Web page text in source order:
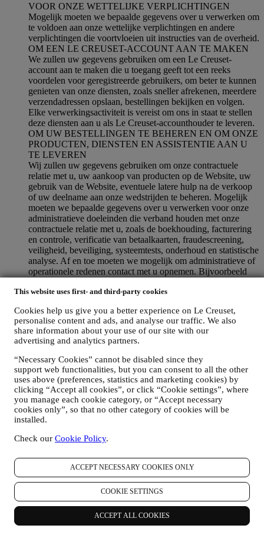
This website uses first- and third-party cookies
Cookies help us give you a better experience on Le Creuset,
personalise content and ads, and analyse our traffic. We also
share information about your use of our site with our
advertising and analytics partners.
“Necessary Cookies” cannot be disabled since they
support web functionalities, but you can consent to all the other
uses above (preferences, statistics and marketing cookies) by
clicking “Accept all cookies”, or click “Cookie settings”, where
you manage each cookie category, or “Accept necessary
cookies only”, so that no other category of cookies will be
installed.
Check our Cookie Policy.
ACCEPT NECESSARY COOKIES ONLY
COOKIE SETTINGS
ACCEPT ALL COOKIES
VOOR ONZE WETTELIJKE VERPLICHTINGEN
Mogelijk moeten we bepaalde gegevens over u verwerken om
te voldoen aan onze wettelijke verplichtingen en andere
verplichtingen die voortvloeien uit instructies van de overheid.
OM EEN LE CREUSET-ACCOUNT AAN TE MAKEN
We zullen uw gegevens gebruiken om een Le Creuset-
account aan te maken die u toegang geeft tot een reeks
voordelen voor geregistreerde gebruikers, om beter te kunnen
genieten van onze diensten, zoals sneller afrekenen, meerdere
verzendadressen opslaan, bestellingen bekijken en volgen.
Elke verwerkingsactiviteit is vereist om ons in staat te stellen
deze diensten aan u als Le Creuset-accounthouder te leveren.
OM UW BESTELLINGEN TE BEHEREN EN OM ONZE
PRODUCTEN, DIENSTEN EN ASSISTENTIE AAN U
TE LEVEREN
Wij zullen uw gegevens gebruiken om onze contractuele
relatie met u, uw aankoop van producten op de Website, uw
gebruik van de Website, eventuele latere hulp na de verkoop
of uw deelname aan onze wedstrijden te beheren. Mogelijk
moeten we bepaalde gegevens over u verwerken voor onze
administratieve doeleinden die verband houden met onze
contractuele relatie met u, zoals de boekhouding, facturering
en controle, verificatie van betaalkaarten, fraudescreening,
veiligheid, beveiliging, systeemtests, onderhoud en statistische
analyse. Af en toe moeten we mogelijk om administratieve of
operationele redenen contact met u opnemen. Bijvoorbeeld
uw persoonsgegevens ook gebruiken om uw verzoeken te
kanalen worden verzonden. Deze verwerkingsactiviteit is
vereist om ons in staat te stellen onze diensten aan u te
leveren. Wij kunnen uw gegevens verwerken op basis van
ons legitiem belang (naar behoren rekening houdend met uw
rechten en vrijheden) om u opvolg-e-mails te sturen in het
geval u artikelen aan onze online winkelwagen hebt
toegevoegd zonder de aankoop af te ronden. Als u de
aankoop niet binnen een bepaalde periode afrondt, worden er
geen verdere opvolgingsberichten verzonden.
OM U TE INFORMEREN OVER NIEUWS OF
AANBIEDINGEN VAN LE CREUSET-PRODUCTEN
door u aan te melden voor onze nieuwsbrief wanneer u een
gepersonaliseerde marketingcommunicatie en nieuws sturen
over initiatieven met betrekking tot Le Creuset die worden
gepromoot door de dochterondernemingen van de groep, en
lokale filialen en partners, die ook afhangen van uw
voorkeuren. Wij zullen contact met u opnemen via e-mail, sms
of sociale media, maar ook via geautomatiseerde middelen.
Dergelijke communicatie zal betrekking hebben op Le